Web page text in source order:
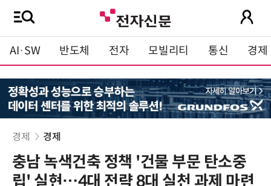
AI·SW 반도체 전자 모빌리티 통신 경제
경제 경제
충남 녹색건축 정책 '건물 부문 탄소중
립' 실현…4대 전략 8대 실천 과제 마련